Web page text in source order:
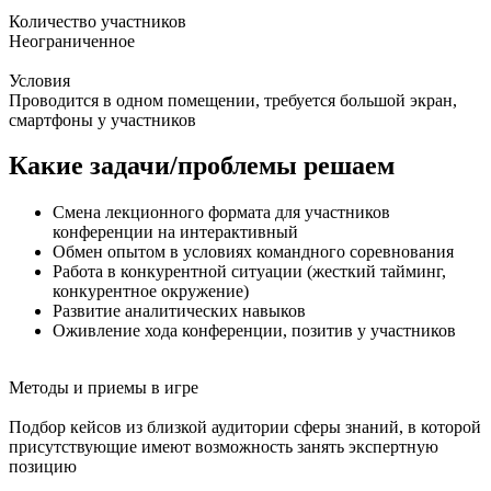
Количество участников
Неограниченное
Условия
Проводится в одном помещении, требуется большой экран,
смартфоны у участников
Какие задачи/проблемы решаем
Смена лекционного формата для участников
конференции на интерактивный
Обмен опытом в условиях командного соревнования
Работа в конкурентной ситуации (жесткий тайминг,
конкурентное окружение)
Развитие аналитических навыков
Оживление хода конференции, позитив у участников
Методы и приемы в игре
Подбор кейсов из близкой аудитории сферы знаний, в которой
присутствующие имеют возможность занять экспертную
позицию